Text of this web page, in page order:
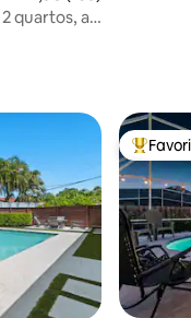
quartos, a 7